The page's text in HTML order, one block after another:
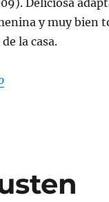
y muy bien
la casa.
«2011: Mis